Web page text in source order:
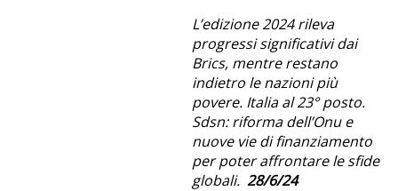
L’edizione 2024 rileva
progressi significativi dai
Brics, mentre restano
indietro le nazioni più
povere. Italia al 23° posto.
Sdsn:riforma dell’Onu e
nuove vie di finanziamento
per poter affrontare le sfide
globali. 28/6/24